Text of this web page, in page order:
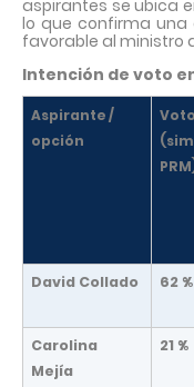
aspirantes se ubica
lo que confirma
favorable al ministro
Intención de voto
Aspirante /
opción
David Collado 62 %
Carolina
Mejía
21 %